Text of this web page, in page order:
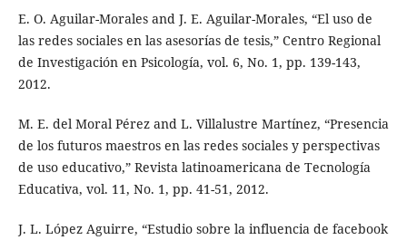
E. O. Aguilar-Morales and J. E. Aguilar-Morales, “El uso de
las redes sociales en las asesorías de tesis,” Centro Regional
de Investigación en Psicología, vol. 6, No. 1, pp. 139-143,
2012.
M. E. del Moral Pérez and L. Villalustre Martínez, “Presencia
de los futuros maestros en las redes sociales y perspectivas
de uso educativo,” Revista latinoamericana de Tecnología
Educativa, vol. 11, No. 1, pp. 41-51, 2012.
J. L. López Aguirre, “Estudio sobre la influencia de facebook